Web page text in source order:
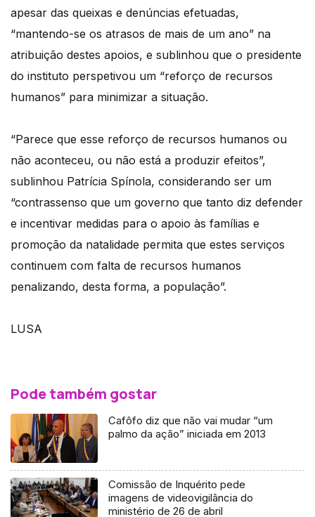
apesar das queixas e denúncias efetuadas,
“mantendo-se os atrasos de mais de um ano” na
atribuição destes apoios, e sublinhou que o presidente
do instituto perspetivou um “reforço de recursos
humanos” para minimizar a situação.
“Parece que esse reforço de recursos humanos ou
não aconteceu, ou não está a produzir efeitos”,
sublinhou Patrícia Spínola, considerando ser um
“contrassenso que um governo que tanto diz defender
e incentivar medidas para o apoio às famílias e
promoção da natalidade permita que estes serviços
continuem com falta de recursos humanos
penalizando, desta forma, a população”.
LUSA
Pode também gostar
Cafôfo diz que não vai mudar “um
palmo da ação” iniciada em 2013
Comissão de Inquérito pede
imagens de videovigilância do
ministério de 26 de abril